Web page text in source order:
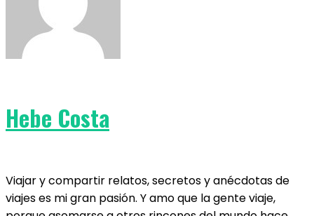
Hebe Costa
Viajar y compartir relatos, secretos y anécdotas de
viajes es mi gran pasión. Y amo que la gente viaje,